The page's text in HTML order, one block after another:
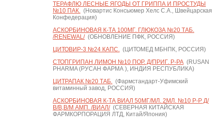
ТЕРАФЛЮ ЛЕСНЫЕ ЯГОДЫ ОТ ГРИППА И ПРОСТУДЫ
№10 ПАК.(Новартис Консьюмер Хелс С.А., Швейцарская
Конфедерация)
АСКОРБИНОВАЯ К-ТА 100МГ. ГЛЮКОЗА №20 ТАБ.
/RENEWAL/(ОБНОВЛЕНИЕ ПФК, РОССИЯ)
ЦИТОВИР-3 №24 КАПС.(ЦИТОМЕД МБНПК, РОССИЯ)
СТОПГРИПАН ЛИМОН №10 ПОР. Д/ПРИГ. Р-РА(RUSAN
PHARMA (РУСАН ФАРМА ), ИНДИЯ РЕСПУБЛИКА)
ЦИТРАПАК №20 ТАБ.(Фармстандарт-Уфимский
витаминный завод, РОССИЯ)
АСКОРБИНОВАЯ К-ТА ВИАЛ 50МГ/МЛ. 2МЛ. №10 Р-Р Д/
В/В,В/М АМП. /ВИАЛ/(СЕВЕРНАЯ КИТАЙСКАЯ
ФАРМКОРПОРАЦИЯ ЛТД, Китай/Япония)